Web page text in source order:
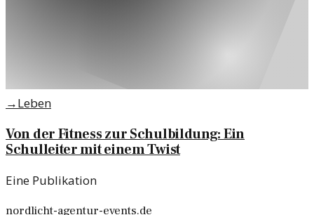
→Leben
Von der Fitness zur Schulbildung: Ein
Schulleiter mit einem Twist
Eine Publikation
nordlicht-agentur-events.de